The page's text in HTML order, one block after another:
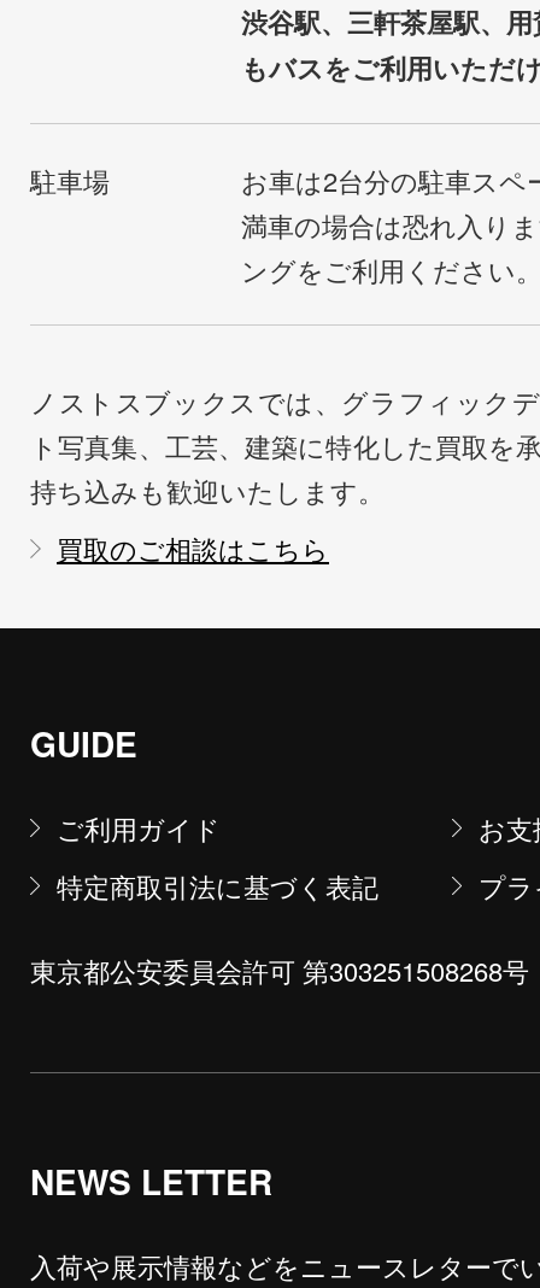
渋谷駅、三軒茶屋駅、
もバスをご利用いただ
駐車場
お車は2台分の駐車ス
満車の場合は恐れ入り
ングをご利用ください
ノストスブックスでは、グラフィック
ト写真集、工芸、建築に特化した買取を
持ち込みも歓迎いたします。
買取のご相談はこちら
GUIDE
ご利用ガイド
お
特定商取引法に基づく表記
プ
東京都公安委員会許可 第303251508268号
NEWS LETTER
入荷や展示情報などをニュースレターで